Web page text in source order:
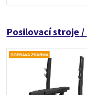
Posilovací stroje /